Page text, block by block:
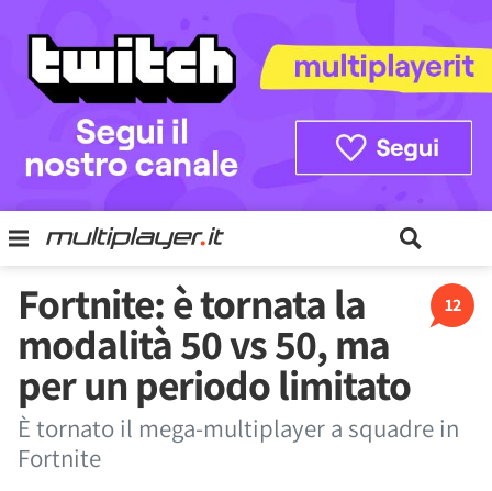
12
Fortnite: è tornata la
modalità 50 vs 50, ma
per un periodo limitato
È tornato il mega-multiplayer a squadre in
Fortnite